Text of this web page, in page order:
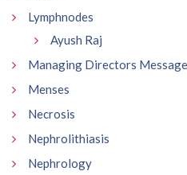
Lymphnodes
Ayush Raj
Managing Directors Message
Menses
Necrosis
Nephrolithiasis
Nephrology